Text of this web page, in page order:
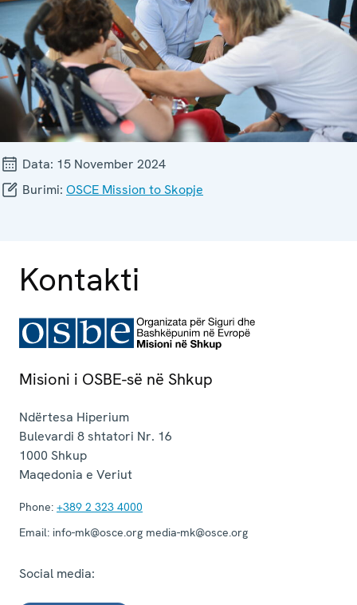
Data: 15 November 2024
Burimi: OSCE Mission to Skopje
Kontakti
Misioni i OSBE-së në Shkup
Ndërtesa Hiperium
Bulevardi 8 shtatori Nr. 16
1000 Shkup
Maqedonia e Veriut
Phone: +389 2 323 4000
Email: info-mk@osce.org media-mk@osce.org
Social media: